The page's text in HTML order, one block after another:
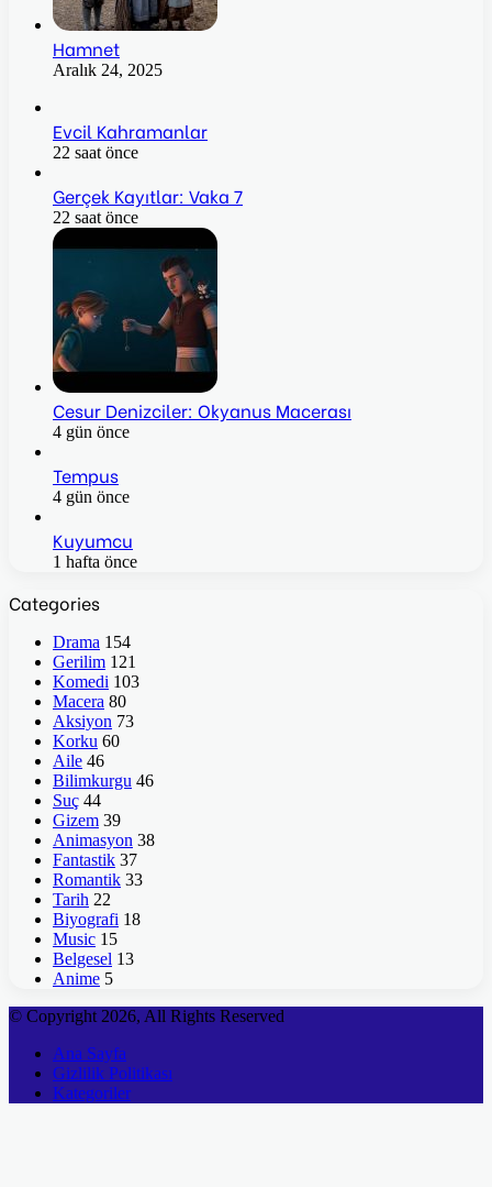
Hamnet
Aralık 24, 2025
Evcil Kahramanlar
22 saat önce
Gerçek Kayıtlar: Vaka 7
22 saat önce
Cesur Denizciler: Okyanus Macerası
4 gün önce
Tempus
4 gün önce
Kuyumcu
1 hafta önce
Categories
Drama 154
Gerilim 121
Komedi 103
Macera 80
Aksiyon 73
Korku 60
Aile 46
Bilimkurgu 46
Suç 44
Gizem 39
Animasyon 38
Fantastik 37
Romantik 33
Tarih 22
Biyografi 18
Music 15
Belgesel 13
Anime 5
© Copyright 2026, All Rights Reserved
Ana Sayfa
Gizlilik Politikası
Kategoriler